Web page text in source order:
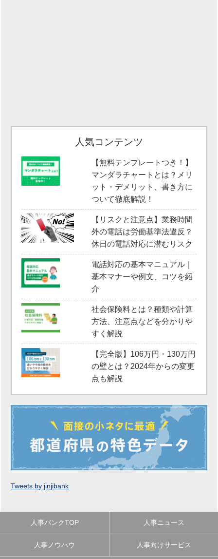
人気コンテンツ
【無料テンプレートつき！】
マンダラチャートとは？メリ
ット・デメリット、書き方に
ついて徹底解説！
【リスクと注意点】業務時間
外の電話は労働基準法違反？
休日の電話対応に潜むリスク
電話対応の基本マニュアル｜
基本マナーや例文、コツを紹
介
社会保険料とは？種類や計算
方法、注意点などを分かりや
すく解説
【完全版】106万円・130万円
の壁とは？2024年からの変更
点も解説
Tweets by jinjibank
人事バンクTOP 人事ニュース
人事ノウハウ 人事向けサービス